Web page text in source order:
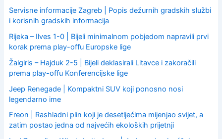
Servisne informacije Zagreb | Popis dežurnih gradskih službi
i korisnih gradskih informacija
Rijeka – Ilves 1-0 | Bijeli minimalnom pobjedom napravili prvi
korak prema play-offu Europske lige
Žalgiris – Hajduk 2-5 | Bijeli deklasirali Litavce i zakoračili
prema play-offu Konferencijske lige
Jeep Renegade | Kompaktni SUV koji ponosno nosi
legendarno ime
Freon | Rashladni plin koji je desetljećima mijenjao svijet, a
zatim postao jedna od najvećih ekoloških prijetnji